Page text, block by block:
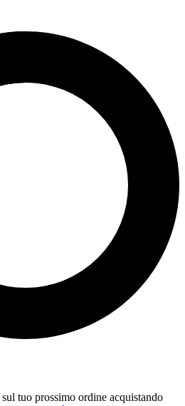
sul tuo prossimo ordine acquistando